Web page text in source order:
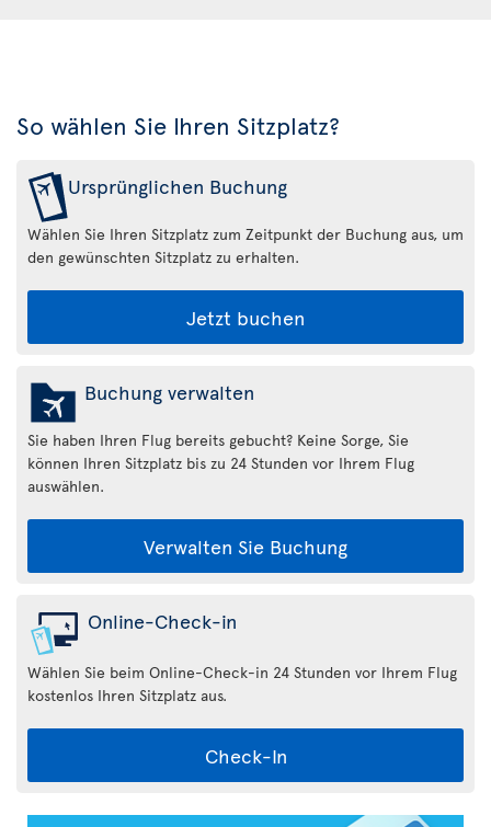
So wählen Sie Ihren Sitzplatz?
Ursprünglichen Buchung
Wählen Sie Ihren Sitzplatz zum Zeitpunkt der Buchung aus, um
den gewünschten Sitzplatz zu erhalten.
Jetzt buchen
Buchung verwalten
Sie haben Ihren Flug bereits gebucht? Keine Sorge, Sie
können Ihren Sitzplatz bis zu 24 Stunden vor Ihrem Flug
auswählen.
Verwalten Sie Buchung
Online-Check-in
Wählen Sie beim Online-Check-in 24 Stunden vor Ihrem Flug
kostenlos Ihren Sitzplatz aus.
Check-In